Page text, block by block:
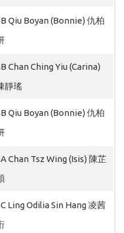
Qiu Boyan (Bonnie) 仇柏
Chan Ching Yiu (Carina)
靜瑤
Qiu Boyan (Bonnie) 仇柏
Chan Tsz Wing (Isis) 陳芷
Ling Odilia Sin Hang 凌茜